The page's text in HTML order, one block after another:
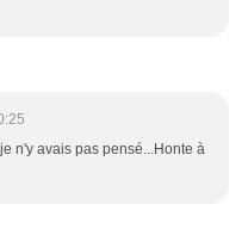
n'y avais pas pensé...Honte à